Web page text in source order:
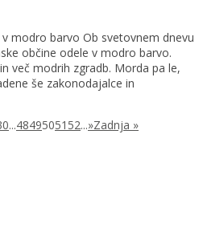
modro barvo Ob svetovnem dnevu
občine odele v modro barvo.
več modrih zgradb. Morda pa le,
še zakonodajalce in
...48495051 52...»Zadnja »